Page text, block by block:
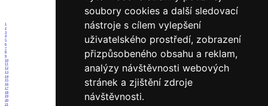
soubory cookies a další sledovací
nástroje s cílem vylepšení
uživatelského prostředí, zobrazení
přizpůsobeného obsahu a reklam,
analýzy návštěvnosti webových
stránek a zjištění zdroje
návštěvnosti.
1
2
3
4
5
6
7
8
9
10
11
12
13
14
15
16
17
18
19
20
21